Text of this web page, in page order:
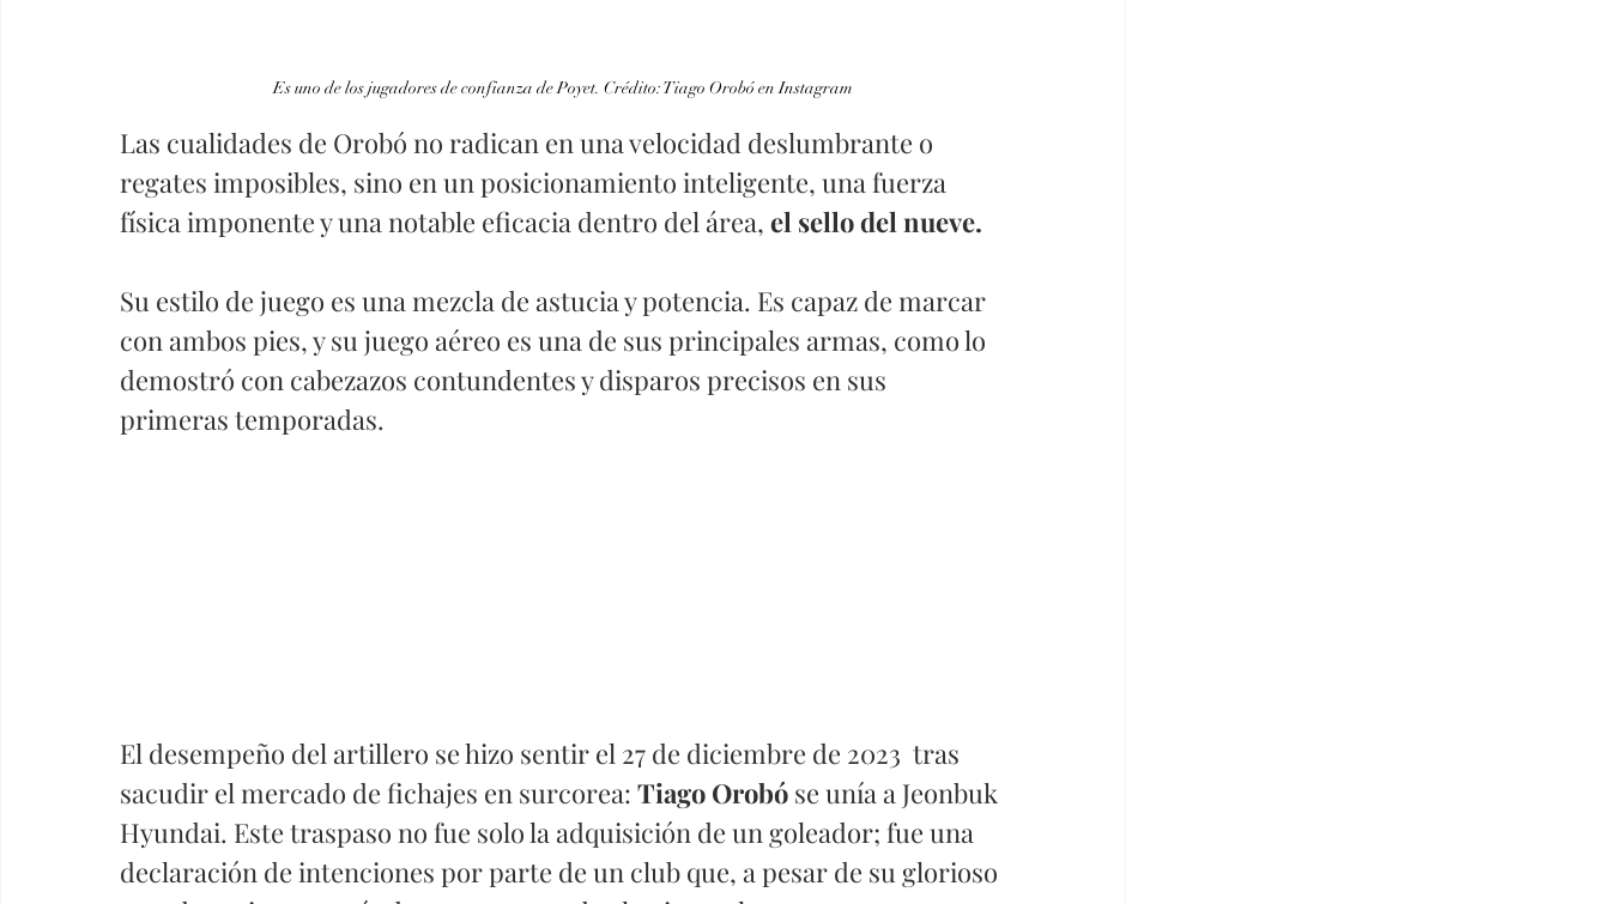
Es uno de los jugadores de confianza de Poyet. Crédito: Tiago Orobó en Instagram
Las cualidades de Orobó no radican en una velocidad deslumbrante o
regates imposibles, sino en un posicionamiento inteligente, una fuerza
física imponente y una notable eficacia dentro del área, el sello del nueve.
Su estilo de juego es una mezcla de astucia y potencia. Es capaz de marcar
con ambos pies, y su juego aéreo es una de sus principales armas, como lo
demostró con cabezazos contundentes y disparos precisos en sus
primeras temporadas.
El desempeño del artillero se hizo sentir el 27 de diciembre de 2023  tras
sacudir el mercado de fichajes en surcorea: Tiago Orobó se unía a Jeonbuk
Hyundai. Este traspaso no fue solo la adquisición de un goleador; fue una
declaración de intenciones por parte de un club que, a pesar de su glorioso